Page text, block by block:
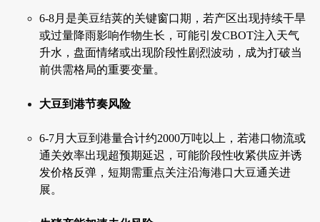
6-8月是美豆结荚的关键窗口期，若产区出现持续干旱
或过量降雨影响作物生长，可能引发CBOT注入天气
升水，盘面情绪或出现阶段性剧烈波动，成为打破当
前供需格局的重要变量。
大豆到港节奏风险
6-7月大豆到港量合计约2000万吨以上，若港口物流或
通关效率出现超预期延迟，可能阶段性收紧供应并诱
发价格反弹，短期需重点关注沿海港口大豆通关进
展。